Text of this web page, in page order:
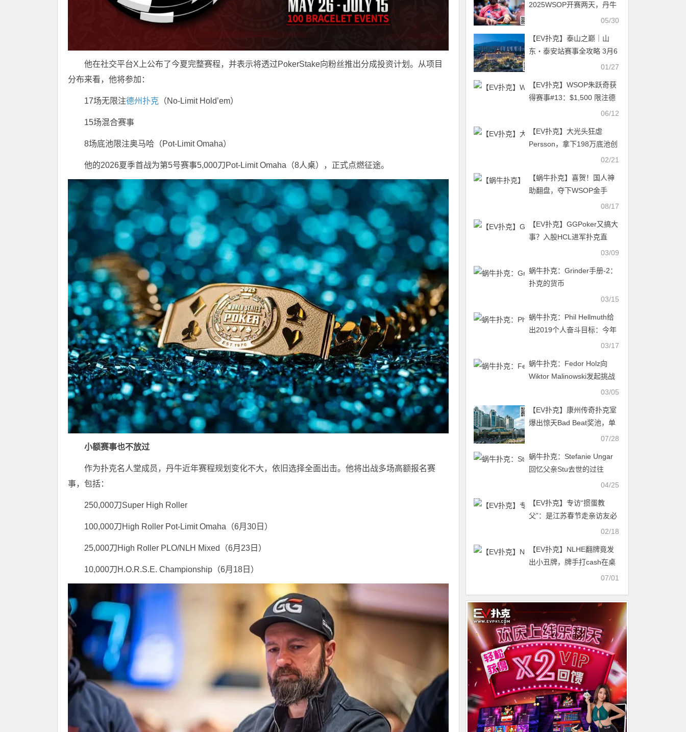
他在社交平台X上公布了今夏完整赛程，并表示将透过PokerStake向粉丝推出分成投资计划。从项目
分布来看，他将参加：
17场无限注德州扑克 （No-Limit Hold’em）
15场混合赛事
8场底池限注奥马哈（Pot-Limit Omaha）
他的2026夏季首战为第5号赛事5,000刀Pot-Limit Omaha（8人桌），正式点燃征途。
小额赛事也不放过
作为扑克名人堂成员，丹牛近年赛程规划变化不大，依旧选择全面出击。他将出战多场高额报名赛
事，包括：
250,000刀Super High Roller
100,000刀High Roller Pot-Limit Omaha（6月30日）
25,000刀High Roller PLO/NLH Mixed（6月23日）
10,000刀H.O.R.S.E. Championship（6月18日）
2025WSOP开赛两天，丹牛
05/30
【EV扑克】泰山之巅｜山
东・泰安站赛事全攻略 3月6
日-11日（场地、美食、文化
01/27
【EV扑克】WSOP朱跃奇获
得赛事#13：$1,500 限注德
06/12
【EV扑克】大光头狂虐
Persson，拿下198万底池创
02/21
【蜗牛扑克】喜贺！国人神
助翻盘，夺下WSOP金手
链！击败GG代言人，Felipe
08/17
【EV扑克】GGPoker又搞大
事？入股HCL进军扑克直
播、联手GTO软件严打作03/09
蜗牛扑克：Grinder手册-2：
扑克的货币
03/15
蜗牛扑克：Phil Hellmuth给
出2019个人奋斗目标：今年
夏天计划赢获3条金手链03/17
蜗牛扑克：Fedor Holz向
Wiktor Malinowski发起挑战
03/05
【EV扑克】康州传奇扑克室
爆出惊天Bad Beat奖池，单
07/28
蜗牛扑克：Stefanie Ungar
回忆父亲Stu去世的过往
04/25
【EV扑克】专访“掼蛋教
父”：是江苏春节走亲访友必
选，现在美国加拿大等都有
02/18
【EV扑克】NLHE翻牌竟发
出小丑牌，牌手打cash在桌
上看翻前起手牌表引风波07/01